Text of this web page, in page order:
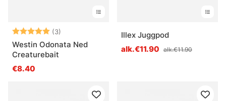
Arvio: (3)
5.0 5:sta tähdestä
Westin Odonata Ned
Creaturebait
€8.40
Illex Juggpod
alk.€11.90 alk.€11.90